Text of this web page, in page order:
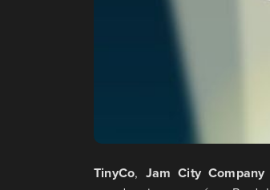
TinyCo, Jam City Company